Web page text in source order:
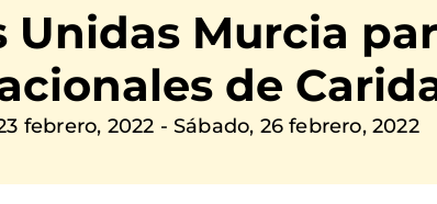
Unidas Murcia
de
febrero, 2022 -Sábado, 26 febrero, 2022